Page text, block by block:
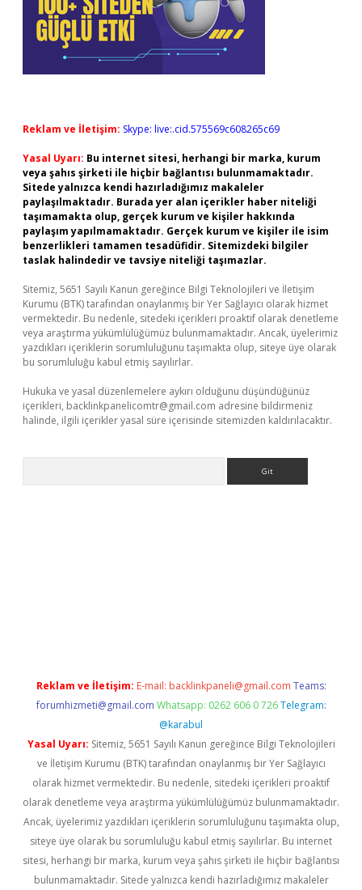
Reklam ve İletişim: Skype: live:.cid.575569c608265c69
Yasal Uyarı: Bu internet sitesi, herhangi bir marka, kurum
veya şahıs şirketi ile hiçbir bağlantısı bulunmamaktadır.
Sitede yalnızca kendi hazırladığımız makaleler
paylaşılmaktadır. Burada yer alan içerikler haber niteliği
taşımamakta olup, gerçek kurum ve kişiler hakkında
paylaşım yapılmamaktadır. Gerçek kurum ve kişiler ile isim
benzerlikleri tamamen tesadüfidir. Sitemizdeki bilgiler
taslak halindedir ve tavsiye niteliği taşımazlar.
Sitemiz, 5651 Sayılı Kanun gereğince Bilgi Teknolojileri ve İletişim
Kurumu (BTK) tarafından onaylanmış bir Yer Sağlayıcı olarak hizmet
vermektedir. Bu nedenle, sitedeki içerikleri proaktif olarak denetleme
veya araştırma yükümlülüğümüz bulunmamaktadır. Ancak, üyelerimiz
yazdıkları içeriklerin sorumluluğunu taşımakta olup, siteye üye olarak
bu sorumluluğu kabul etmiş sayılırlar.
Hukuka ve yasal düzenlemelere aykırı olduğunu düşündüğünüz
içerikleri, backlinkpanelicomtr@gmail.com adresine bildirmeniz
halinde, ilgili içerikler yasal süre içerisinde sitemizden kaldırılacaktır.
Reklam ve İletişim: E-mail: backlinkpaneli@gmail.com Teams:
forumhizmeti@gmail.com Whatsapp: 0262 606 0 726 Telegram:
@karabul
Yasal Uyarı: Sitemiz, 5651 Sayılı Kanun gereğince Bilgi Teknolojileri
ve İletişim Kurumu (BTK) tarafından onaylanmış bir Yer Sağlayıcı
olarak hizmet vermektedir. Bu nedenle, sitedeki içerikleri proaktif
olarak denetleme veya araştırma yükümlülüğümüz bulunmamaktadır.
Ancak, üyelerimiz yazdıkları içeriklerin sorumluluğunu taşımakta olup,
siteye üye olarak bu sorumluluğu kabul etmiş sayılırlar. Bu internet
sitesi, herhangi bir marka, kurum veya şahıs şirketi ile hiçbir bağlantısı
bulunmamaktadır. Sitede yalnızca kendi hazırladığımız makaleler